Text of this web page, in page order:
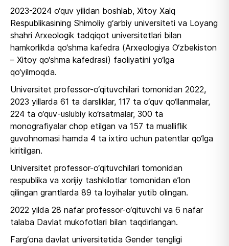
2023-2024 o‘quv yilidan boshlab, Xitoy Xalq
Respublikasining Shimoliy g‘arbiy universiteti va Loyang
shahri Arxeologik tadqiqot universitetlari bilan
hamkorlikda qo‘shma kafedra (Arxeologiya O‘zbekiston
– Xitoy qo‘shma kafedrasi) faoliyatini yo‘lga
qo‘yilmoqda.
Universitet professor-o‘qituvchilari tomonidan 2022,
2023 yillarda 61 ta darsliklar, 117 ta o‘quv qo‘llanmalar,
224 ta o‘quv-uslubiy ko‘rsatmalar, 300 ta
monografiyalar chop etilgan va 157 ta mualliflik
guvohnomasi hamda 4 ta ixtiro uchun patentlar qo‘lga
kiritilgan.
Universitet professor-o‘qituvchilari tomonidan
respublika va xorijiy tashkilotlar tomonidan e’lon
qilingan grantlarda 89 ta loyihalar yutib olingan.
2022 yilda 28 nafar professor-o‘qituvchi va 6 nafar
talaba Davlat mukofotlari bilan taqdirlangan.
Farg‘ona davlat universitetida Gender tengligi